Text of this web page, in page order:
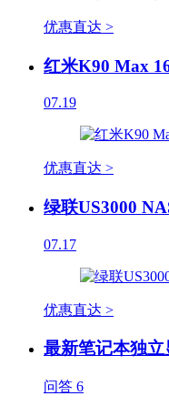
优惠直达 >
红米K90 Max
07.19
优惠直达 >
绿联US3000
07.17
优惠直达 >
最新笔记本独立
问答 6